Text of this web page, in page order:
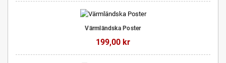
Värmländska Poster
199,00 kr